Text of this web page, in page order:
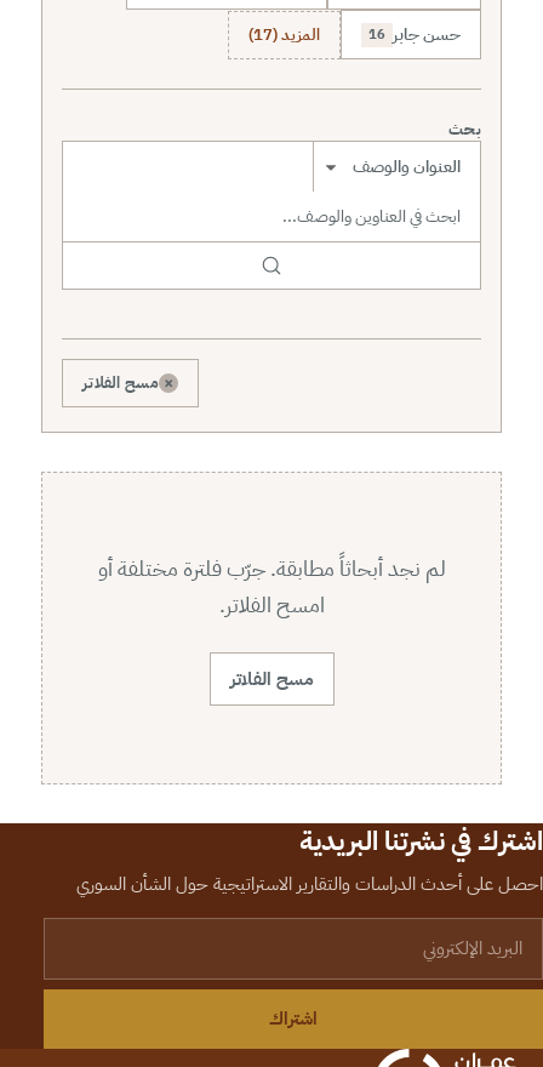
حسن جابر 16 المزيد (17)
بحث
نطاق البحث
× مسح الفلاتر
لم نجد أبحاثاً مطابقة. جرّب فلترة مختلفة أو
امسح الفلاتر.
مسح الفلاتر
اشترك في نشرتنا البريدية
احصل على أحدث الدراسات والتقارير الاستراتيجية حول الشأن السوري
اشتراك